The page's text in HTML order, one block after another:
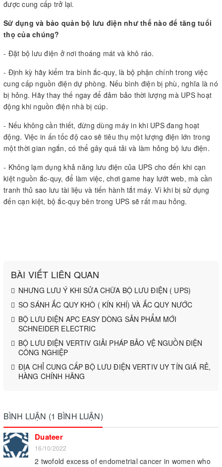
được cung cấp trở lại.
Sử dụng và bảo quản bộ lưu điện như thế nào để tăng tuổi
thọ của chúng?
- Đặt bộ lưu điện ở nơi thoáng mát và khô ráo.
- Định kỳ hãy kiểm tra bình ắc-quy, là bộ phận chính trong việc
cung cấp nguồn điện dự phòng. Nếu bình điện bị phù, nghĩa là nó
bị hỏng. Hãy thay thế ngay để đảm bảo thời lượng mà UPS hoạt
động khi nguồn điện nhà bị cúp.
- Nếu không cần thiết, đừng dùng máy in khi UPS đang hoạt
động. Việc in ấn tốc độ cao sẽ tiêu thụ một lượng điện lớn trong
một thời gian ngắn, có thể gây quá tải và làm hỏng bộ lưu điện.
- Không lạm dụng khả năng lưu điện của UPS cho đến khi cạn
kiệt nguồn ắc-quy, để làm việc, chơi game hay lướt web, mà cần
tranh thủ sao lưu tài liệu và tiến hành tắt máy. Vì khi bị sử dụng
đến cạn kiệt, bộ ắc-quy bên trong UPS sẽ rất mau hỏng.
BÀI VIẾT LIÊN QUAN
NHƯNG LƯU Ý KHI SỬA CHỮA BỘ LƯU ĐIỆN ( UPS)
SO SÁNH ẮC QUY KHÔ ( KÍN KHÍ) VÀ ẮC QUY NƯỚC
BỘ LƯU ĐIỆN APC EASY DÒNG SẢN PHẨM MỚI
SCHNEIDER ELECTRIC
BỘ LƯU ĐIỆN VERTIV GIẢI PHÁP BẢO VỆ NGUỒN ĐIỆN
CÔNG NGHIỆP
ĐỊA CHỈ CUNG CẤP BỘ LƯU ĐIỆN VERTIV UY TÍN GIÁ RẺ,
HÀNG CHÍNH HÃNG
BÌNH LUẬN (1 BÌNH LUẬN)
Duateer
16/10/2022
2 twofold excess of endometrial cancer in women who